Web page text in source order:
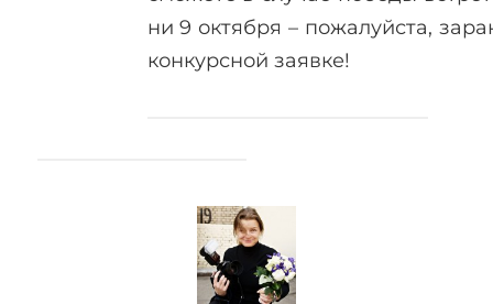
ни 9 октября – пожалуйста,
конкурсной заявке!